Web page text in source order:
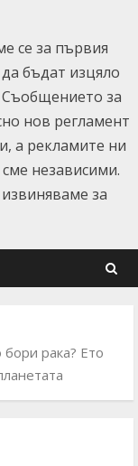
се за първия
бъдат изцяло
за
нов регламент
а рекламите ни
независими.
за
рака? Ето